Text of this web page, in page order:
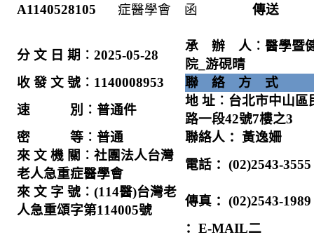
A1140528105
症醫學會 函
傳送
分 文 日 期︰2025-05-28
承 辦 人︰醫學暨
院 _游硯晴
收 發 文 號︰ 1140008953
聯 絡 方 式
速 別︰普通件
地 址︰台北市中山區
路一段42號7樓之3
密 等︰普通
聯絡人 ：黃逸姍
來 文 機 關︰社團法人台灣
老人急重症醫學會
電話 ：(02)2543-3555
來 文 字 號︰(114醫)台灣老
人急重頌字第114005號
傳真 ：(02)2543-1989
：E-MAIL二